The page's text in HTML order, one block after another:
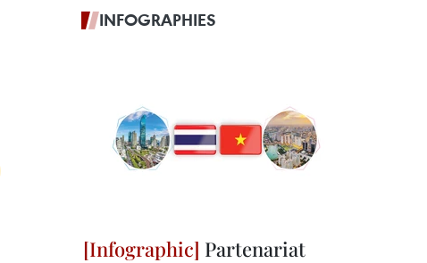
INFOGRAPHIES
Partenariat